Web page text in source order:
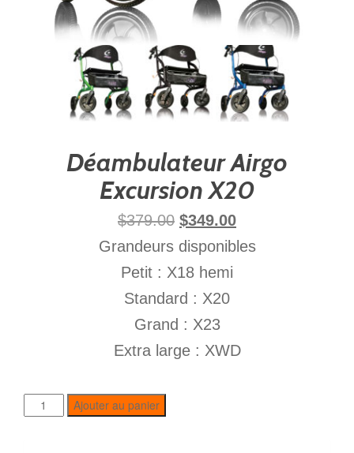
Déambulateur Airgo
Excursion X20
$379.00 $349.00
Grandeurs disponibles
Petit : X18 hemi
Standard : X20
Grand : X23
Extra large : XWD
Ajouter au panier